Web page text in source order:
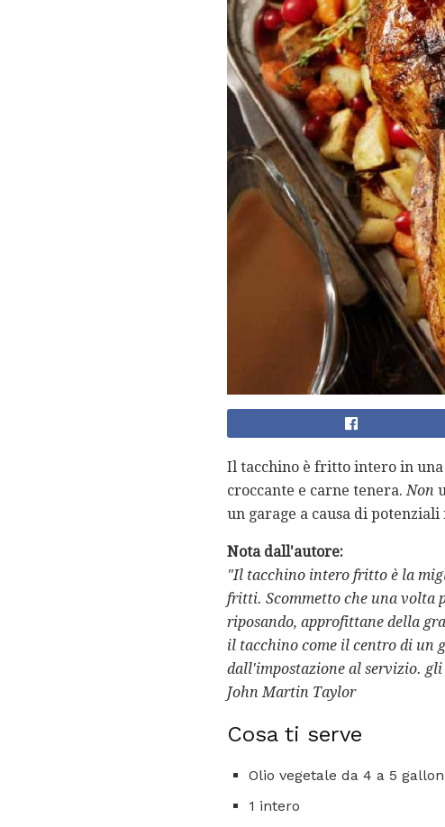
Il tacchino è fritto intero in una
croccante e carne tenera.Non
un garage a causa di
Nota dall'autore:
"Il tacchino intero fritto è la
fritti. Scommetto che una volta
riposando, approfittane della
il tacchino come il centro di un
dall'impostazione al servizio.
John Martin Taylor
Cosa ti serve
Olio vegetale da 4 a 5
1 intero